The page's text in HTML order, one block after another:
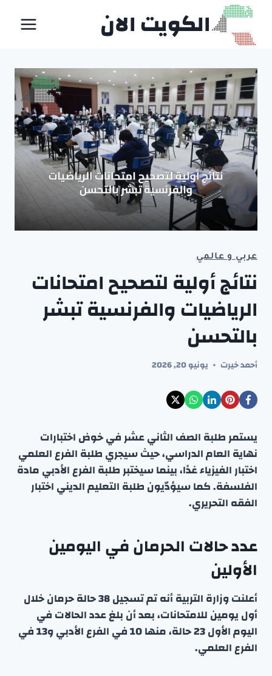
التجاوز
المحتوى
الكويت الان
عربي و عالمي
نتائج أولية لتصحيح امتحانات
الرياضيات والفرنسية تبشر
بالتحسن
أحمد خيرت يونيو 20, 2026
يستمر طلبة الصف الثاني عشر في خوض اختبارات
نهاية العام الدراسي، حيث سيجري طلبة الفرع العلمي
اختبار الفيزياء غدًا، بينما سيختبر طلبة الفرع الأدبي مادة
الفلسفة. كما سيؤدّيون طلبة التعليم الديني اختبار
الفقه التحريري.
عدد حالات الحرمان في اليومين
الأولين
أعلنت وزارة التربية أنه تم تسجيل 38 حالة حرمان خلال
أول يومين للامتحانات، بعد أن بلغ عدد الحالات في
اليوم الأول 23 حالة، منها 10 في الفرع الأدبي و13 في
الفرع العلمي.